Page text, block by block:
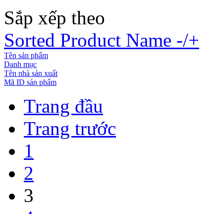
Sắp xếp theo
Sorted Product Name -/+
Tên sản phẩm
Danh mục
Tên nhà sản xuất
Mã ID sản phẩm
Trang đầu
Trang trước
1
2
3